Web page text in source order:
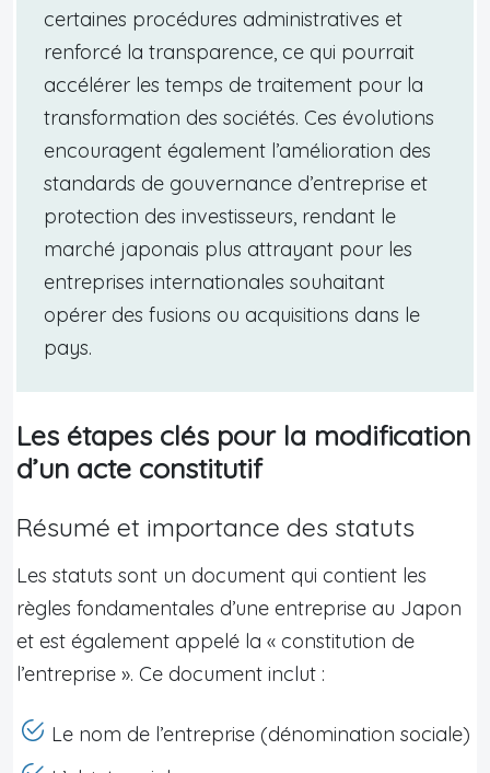
certaines procédures administratives et
renforcé la transparence, ce qui pourrait
accélérer les temps de traitement pour la
transformation des sociétés. Ces évolutions
encouragent également l’amélioration des
standards de gouvernance d’entreprise et
protection des investisseurs, rendant le
marché japonais plus attrayant pour les
entreprises internationales souhaitant
opérer des fusions ou acquisitions dans le
pays.
Les étapes clés pour la modification
d’un acte constitutif
Résumé et importance des statuts
Les statuts sont un document qui contient les
règles fondamentales d’une entreprise au Japon
et est également appelé la « constitution de
l’entreprise ». Ce document inclut :
Le nom de l’entreprise (dénomination sociale)